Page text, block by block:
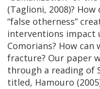
(Taglioni, 2008)?
“false otherness”
interventions impact
Comorians? How
fracture? Our paper
through a reading of
titled, Hamouro